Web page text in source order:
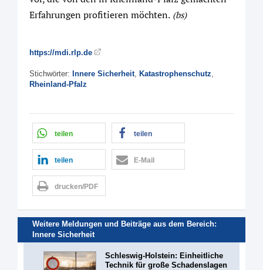
Erfahrungen profitieren möchten. (bs)
https://mdi.rlp.de
Stichwörter: Innere Sicherheit, Katastrophenschutz,
Rheinland-Pfalz
teilen teilen
teilen E-Mail
drucken/PDF
Weitere Meldungen und Beiträge aus dem Bereich:
Innere Sicherheit
Schleswig-Holstein: Einheitliche
Technik für große Schadenslagen